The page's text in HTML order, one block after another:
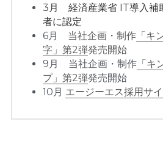
3月　経済産業省 IT導入
者に認定
6月 当社企画・制作 「キ
字」第2弾発売開始
9月　当社企画・制作 「
プ」第2弾発売開始
10月 エージーエス採用サ